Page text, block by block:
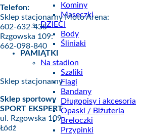
Kominy
Maseczki
DZIECI
Body
Śliniaki
PAMIĄTKI
Na stadion
Szaliki
Flagi
Bandany
Długopisy i akcesoria
Opaski / Biżuteria
Breloczki
Przypinki
Telefon:
Sklep stacjonarny Moto Arena:
602-632-435
Rzgowska 109:
662-098-840
Sklep stacjonarny
Sklep sportowy
SPORT EKSPERT
ul. Rzgowska 109
Łódź